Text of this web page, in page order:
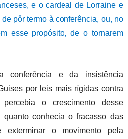
e o cardeal de Lorraine e
pôr termo à conferência, ou, no
esse propósito, de o tornarem
.
conferência e da insistência
por leis mais rígidas contra
percebia o crescimento desse
quanto conhecia o fracasso das
exterminar o movimento pela